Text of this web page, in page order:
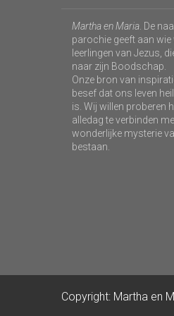
Martha en Maria . De
parochie geeft aan wie
leerlingen van Jezus,
naar zijn Boodschap.
Onze bron van
besef dat ons leven
is. Wij willen proberen
alledag te verbinden
wonderlijke mysterie
bestaan.
Copyright: Martha en